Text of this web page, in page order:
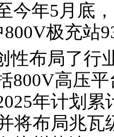
今年5月底
极充站
性布局了行
800V高压
年计划累
将布局兆